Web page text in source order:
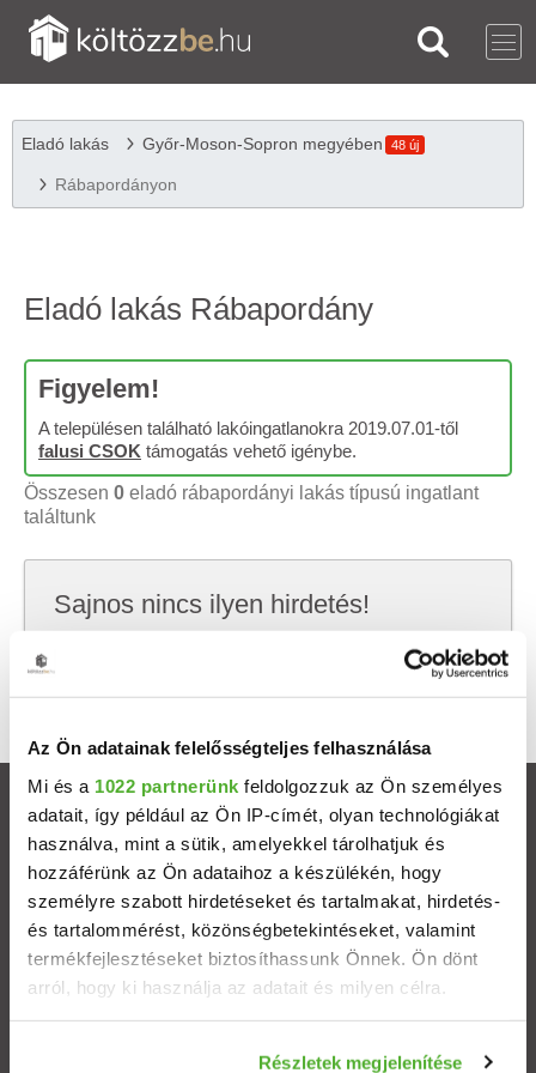
Az Ön adatainak felelősségteljes felhasználása
Mi és a 1022 partnerünk feldolgozzuk az Ön személyes
adatait, így például az Ön IP-címét, olyan technológiákat
használva, mint a sütik, amelyekkel tárolhatjuk és
hozzáférünk az Ön adataihoz a készülékén, hogy
személyre szabott hirdetéseket és tartalmakat, hirdetés-
és tartalommérést, közönségbetekintéseket, valamint
termékfejlesztéseket biztosíthassunk Önnek. Ön dönt
arról, hogy ki használja az adatait és milyen célra.
Részletek megjelenítése
Eladó lakás Győr-Moson-Sopron megyében 48 új
Rábapordányon
Eladó lakás Rábapordány
Figyelem!
A településen található lakóingatlanokra 2019.07.01-től
falusi CSOK támogatás vehető igénybe.
Összesen 0 eladó rábapordányi lakás típusú ingatlant
találtunk
Sajnos nincs ilyen hirdetés!
Próbálj meg kevesebb szempont szerint
keresni, hátha akkor megtalálod, amit keresel.
Ingatlanok
Eladó házak
Eladó lakások